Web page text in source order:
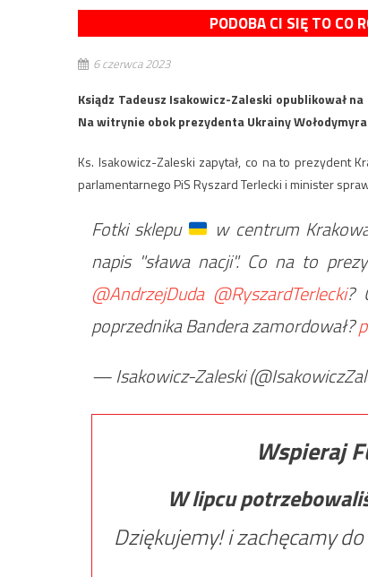
PODOBA CI SIĘ TO CO
6 czerwca 2023
Ksiądz Tadeusz Isakowicz-Zaleski opublikował
Na witrynie obok prezydenta Ukrainy
Ks. Isakowicz-Zaleski zapytał, co na to prezydent
parlamentarnego PiS Ryszard Terlecki i minister
Fotki sklepu w centrum
napis "sława nacji". Co na to
@AndrzejDuda @RyszardTerlecki?
poprzednika Bandera zamordował?
— Isakowicz-Zaleski
Wspieraj
W lipcu
Dziękujemy! i zachęcamy